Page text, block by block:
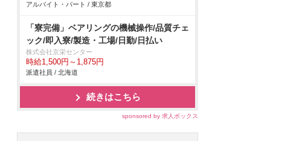
アルバイト・パート / 東京都
「寮完備」ベアリングの機械操作/品質チェ
ック/即入寮/製造・工場/日勤/日払い
株式会社京栄センター
時給1,500円～1,875円
派遣社員 / 北海道
続きはこちら
sponsored by 求人ボックス